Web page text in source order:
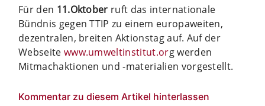
Für den 11.Oktober ruft das internationale
Bündnis gegen TTIP zu einem europaweiten,
dezentralen, breiten Aktionstag auf. Auf der
Webseite www.umweltinstitut.org werden
Mitmachaktionen und -materialien vorgestellt.
Kommentar zu diesem Artikel hinterlassen